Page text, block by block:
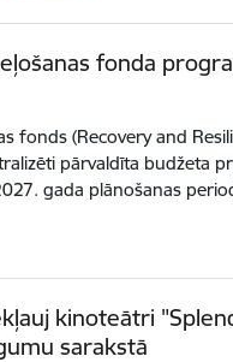
fonda
fonds (Recovery and
pārvaldīta budžeta
gada plānošanas
kinoteātri
sarakstā